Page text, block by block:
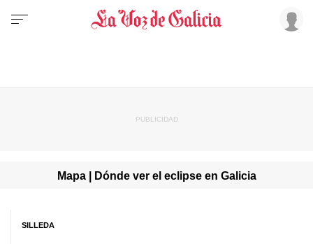
Mapa | Dónde ver el eclipse en Galicia
SILLEDA